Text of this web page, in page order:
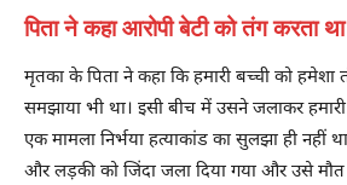
पिता ने कहा आरोपी बेटी को तंग करता था
मृतका के पिता ने कहा कि हमारी बच्ची को हमेशा
समझाया भी था। इसी बीच में उसने जलाकर हमारी
एक मामला निर्भया हत्याकांड का सुलझा ही
और लड़की को जिंदा जला दिया गया और उसे मौत